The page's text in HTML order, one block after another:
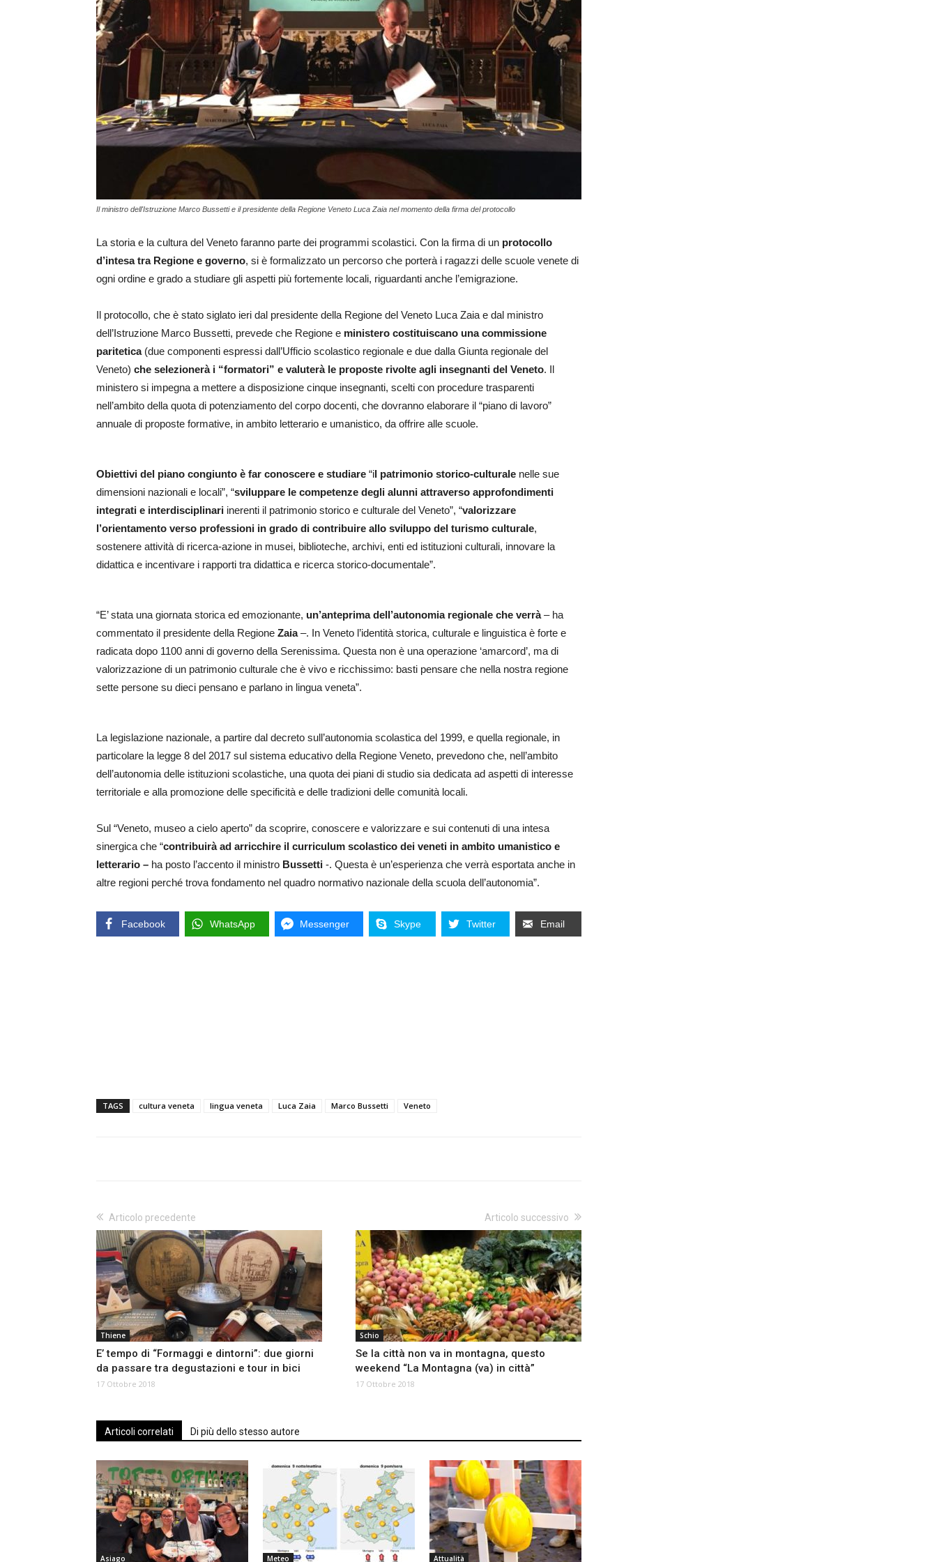
Il ministro dell'Istruzione Marco Bussetti e il presidente della Regione Veneto Luca Zaia nel momento della firma del protocollo
La storia e la cultura del Veneto faranno parte dei programmi scolastici. Con la firma di un protocollo
d’intesa tra Regione e governo, si è formalizzato un percorso che porterà i ragazzi delle scuole venete di
ogni ordine e grado a studiare gli aspetti più fortemente locali, riguardanti anche l’emigrazione.
Il protocollo, che è stato siglato ieri dal presidente della Regione del Veneto Luca Zaia e dal ministro
dell’Istruzione Marco Bussetti, prevede che Regione e ministero costituiscano una commissione
paritetica(due componenti espressi dall’Ufficio scolastico regionale e due dalla Giunta regionale del
Veneto) che selezionerà i “formatori” e valuterà le proposte rivolte agli insegnanti del Veneto. Il
ministero si impegna a mettere a disposizione cinque insegnanti, scelti con procedure trasparenti
nell’ambito della quota di potenziamento del corpo docenti, che dovranno elaborare il “piano di lavoro”
annuale di proposte formative, in ambito letterario e umanistico, da offrire alle scuole.
Obiettivi del piano congiunto è far conoscere e studiare “il patrimonio storico-culturale nelle sue
dimensioni nazionali e locali”, “sviluppare le competenze degli alunni attraverso approfondimenti
integrati e interdisciplinari inerenti il patrimonio storico e culturale del Veneto”, “valorizzare
l’orientamento verso professioni in grado di contribuire allo sviluppo del turismo culturale,
sostenere attività di ricerca-azione in musei, biblioteche, archivi, enti ed istituzioni culturali, innovare la
didattica e incentivare i rapporti tra didattica e ricerca storico-documentale”.
“E’ stata una giornata storica ed emozionante, un’anteprima dell’autonomia regionale che verrà– ha
commentato il presidente della Regione Zaia–. In Veneto l’identità storica, culturale e linguistica è forte e
radicata dopo 1100 anni di governo della Serenissima. Questa non è una operazione ‘amarcord’, ma di
valorizzazione di un patrimonio culturale che è vivo e ricchissimo: basti pensare che nella nostra regione
sette persone su dieci pensano e parlano in lingua veneta”.
La legislazione nazionale, a partire dal decreto sull’autonomia scolastica del 1999, e quella regionale, in
particolare la legge 8 del 2017 sul sistema educativo della Regione Veneto, prevedono che, nell’ambito
dell’autonomia delle istituzioni scolastiche, una quota dei piani di studio sia dedicata ad aspetti di interesse
territoriale e alla promozione delle specificità e delle tradizioni delle comunità locali.
Sul “Veneto, museo a cielo aperto” da scoprire, conoscere e valorizzare e sui contenuti di una intesa
sinergica che “contribuirà ad arricchire il curriculum scolastico dei veneti in ambito umanistico e
letterario – ha posto l’accento il ministro Bussetti -. Questa è un’esperienza che verrà esportata anche in
altre regioni perché trova fondamento nel quadro normativo nazionale della scuola dell’autonomia”.
Facebook WhatsApp Messenger Skype Twitter Email
TAGS cultura veneta lingua veneta Luca Zaia Marco Bussetti Veneto
Articolo precedente
Thiene
E’ tempo di “Formaggi e dintorni”: due giorni
da passare tra degustazioni e tour in bici
17 Ottobre 2018
Articolo successivo
Schio
Se la città non va in montagna, questo
weekend “La Montagna (va) in città”
17 Ottobre 2018
Articoli correlati Di più dello stesso autore
Asiago Meteo Attualità